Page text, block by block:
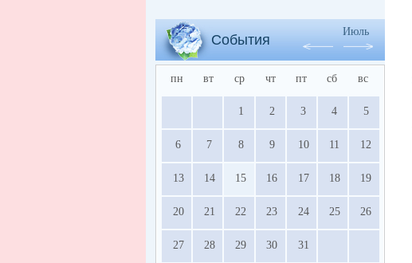
События
Июль
пн вт ср чт пт сб вс
1 2 3 4 5
6 7 8 9 10 11 12
13 14 15 16 17 18 19
20 21 22 23 24 25 26
27 28 29 30 31